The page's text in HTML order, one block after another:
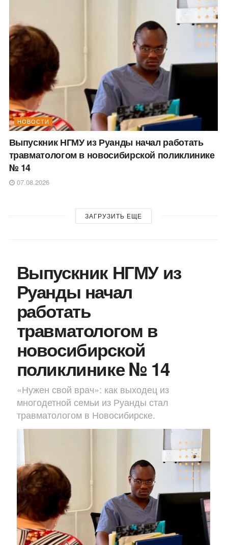
НОВОСТИ
Выпускник НГМУ из Руанды начал работать
травматологом в новосибирской поликлинике
№ 14
07.08.2026
ЗАГРУЗИТЬ ЕЩЕ
Выпускник НГМУ из
Руанды начал
работать
травматологом в
новосибирской
поликлинике № 14
«Нужен свой врач»: как выходец из
многодетной семьи из Руанды стал
травматологом в Новосибирске.